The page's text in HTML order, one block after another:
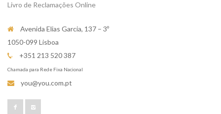
Livro de Reclamações Online
Avenida Elias Garcia, 137 – 3º
1050-099 Lisboa
+351 213 520 387
Chamada para Rede Fixa Nacional
you@you.com.pt